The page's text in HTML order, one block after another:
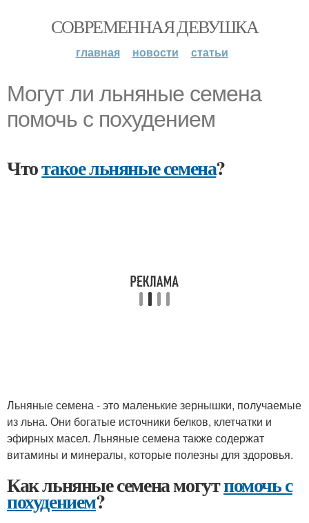
СОВРЕМЕННАЯ ДЕВУШКА
главная новости статьи
Могут ли льняные семена
помочь с похудением
Чтотакое льняные семена?
Льняные семена - это маленькие зернышки, получаемые
из льна. Они богатые источники белков, клетчатки и
эфирных масел. Льняные семена также содержат
витамины и минералы, которые полезны для здоровья.
Как льняные семена могутпомочь с
похудением?